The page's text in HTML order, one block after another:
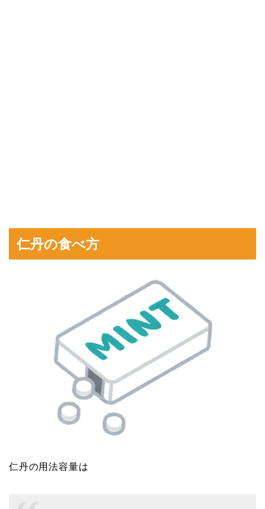
仁丹の食べ方
仁丹の用法容量は